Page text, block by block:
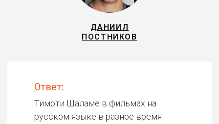
ДАНИИЛ
ПОСТНИКОВ
Ответ:
Тимоти Шаламе в фильмах на
русском языке в разное время